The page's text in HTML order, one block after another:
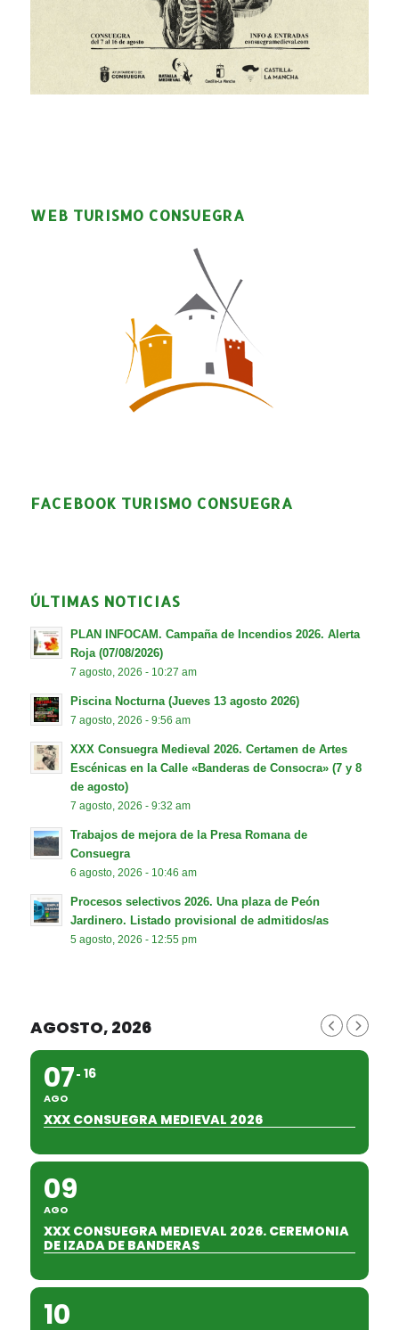
WEB TURISMO CONSUEGRA
FACEBOOK TURISMO CONSUEGRA
ÚLTIMAS NOTICIAS
PLAN INFOCAM. Campaña de Incendios 2026. Alerta
Roja (07/08/2026)
7 agosto, 2026 - 10:27 am
Piscina Nocturna (Jueves 13 agosto 2026)
7 agosto, 2026 - 9:56 am
XXX Consuegra Medieval 2026. Certamen de Artes
Escénicas en la Calle «Banderas de Consocra» (7 y 8
de agosto)
7 agosto, 2026 - 9:32 am
Trabajos de mejora de la Presa Romana de
Consuegra
6 agosto, 2026 - 10:46 am
Procesos selectivos 2026. Una plaza de Peón
Jardinero. Listado provisional de admitidos/as
5 agosto, 2026 - 12:55 pm
AGOSTO, 2026
07
AGO
16
XXX CONSUEGRA MEDIEVAL 2026
09
AGO
XXX CONSUEGRA MEDIEVAL 2026. CEREMONIA
DE IZADA DE BANDERAS
10